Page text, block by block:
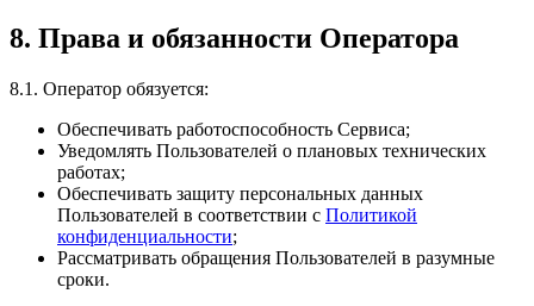
8. Права и обязанности Оператора
8.1. Оператор обязуется:
Обеспечивать работоспособность Сервиса;
Уведомлять Пользователей о плановых технических
работах;
Обеспечивать защиту персональных данных
Пользователей в соответствии с Политикой
конфиденциальности;
Рассматривать обращения Пользователей в разумные
сроки.